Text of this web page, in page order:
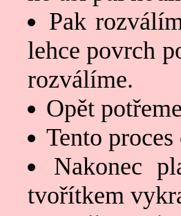
Pak
lehce povrch
rozválíme.
Opět
Tento
Nakonec
tvořítkem